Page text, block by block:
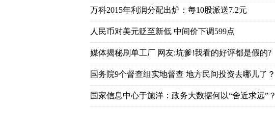
万科2015年利润分配出炉：每10股派送7.2元
人民币对美元贬至新低 中间价下调599点
媒体揭秘刷单工厂 网友:坑爹!我看的好评都是假的?
国务院9个督查组实地督查 地方民间投资去哪儿了？
国家信息中心于施洋：政务大数据何以“舍近求远”？